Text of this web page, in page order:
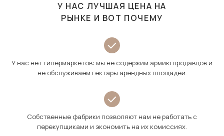
У НАС ЛУЧШАЯ ЦЕНА НА
РЫНКЕ И ВОТ ПОЧЕМУ
У нас нет гипермаркетов: мы не содержим армию продавцов и
не обслуживаем гектары арендных площадей.
Собственные фабрики позволяют нам не работать с
перекупщиками и экономить на их комиссиях.